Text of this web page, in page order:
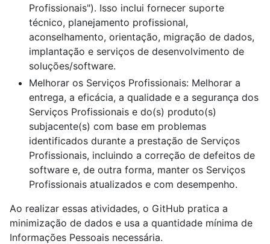
Profissionais"). Isso inclui fornecer suporte
técnico, planejamento profissional,
aconselhamento, orientação, migração de dados,
implantação e serviços de desenvolvimento de
soluções/software.
Melhorar os Serviços Profissionais: Melhorar a
entrega, a eficácia, a qualidade e a segurança dos
Serviços Profissionais e do(s) produto(s)
subjacente(s) com base em problemas
identificados durante a prestação de Serviços
Profissionais, incluindo a correção de defeitos de
software e, de outra forma, manter os Serviços
Profissionais atualizados e com desempenho.
Ao realizar essas atividades, o GitHub pratica a
minimização de dados e usa a quantidade mínima de
Informações Pessoais necessária.